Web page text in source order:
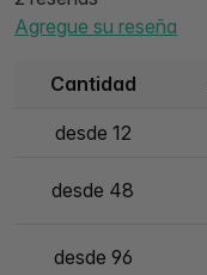
Agregue su reseña
Cantidad
desde 12
desde 48
desde 96